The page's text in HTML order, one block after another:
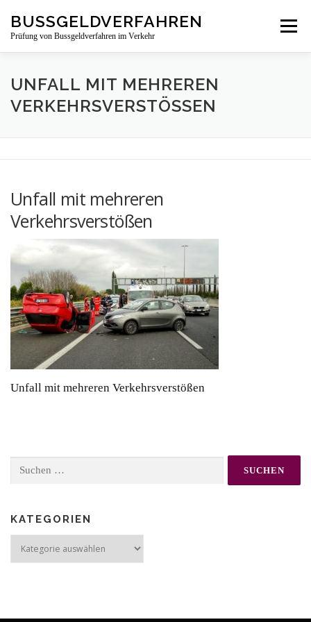
Inhalt
BUSSGELDVERFAHREN
Prüfung von Bussgeldverfahren im Verkehr
Menü
LEISTUNGSBEREICHE ÜBER UNS
UNFALL MIT MEHREREN
VERKEHRSVERSTÖSSEN
Unfall mit mehreren
Verkehrsverstößen
Unfall mit mehreren Verkehrsverstößen
Suchen
KATEGORIEN
Kategorien